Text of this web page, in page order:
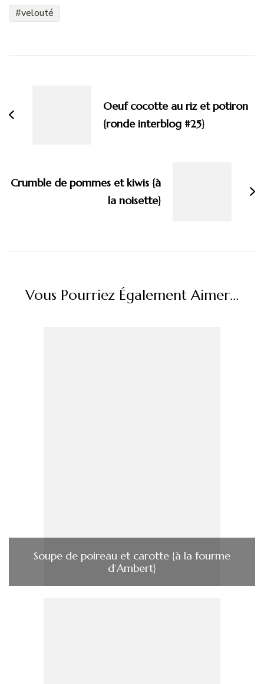
velouté
Oeuf cocotte au riz et potiron
{ronde interblog #25}
Crumble de pommes et kiwis {à
la noisette}
Vous Pourriez Également Aimer...
Soupe de poireau et carotte {à la fourme
d’Ambert}